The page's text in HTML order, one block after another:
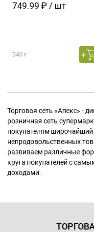
749.99 ₽ / шт
340 г
Торговая сеть «Апекс» -
розничная сеть
покупателям
непродовольственных
развиваем различные
круга покупателей с
доходами.